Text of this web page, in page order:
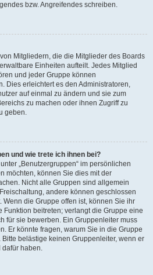
bzw. Angreifendes schreiben.
Mitgliedern, die die Mitglieder des Boards
Einheiten aufteilt. Jedes Mitglied
und jeder Gruppe können
Dies erleichtert es den Administratoren,
auf einmal zu ändern und sie zum
zu machen oder ihnen Zugriff zu
geben.
und wie trete ich ihnen bei?
„Benutzergruppen“ im persönlichen
möchten, können Sie dies mit der
Nicht alle Gruppen sind allgemein
andere können geschlossen
die Gruppe offen ist, können Sie ihr
beitreten; verlangt die Gruppe eine
für sie bewerben. Ein Gruppenleiter muss
Er könnte fragen, warum Sie in die Gruppe
belästige keinen Gruppenleiter, wenn er
dafür haben.